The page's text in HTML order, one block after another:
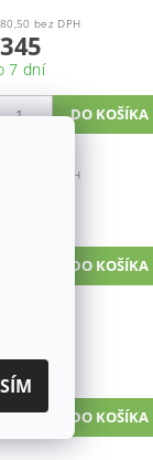
bez DPH
7 dní
bez DPH